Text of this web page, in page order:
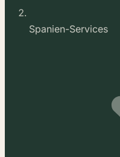
Spanien-Services